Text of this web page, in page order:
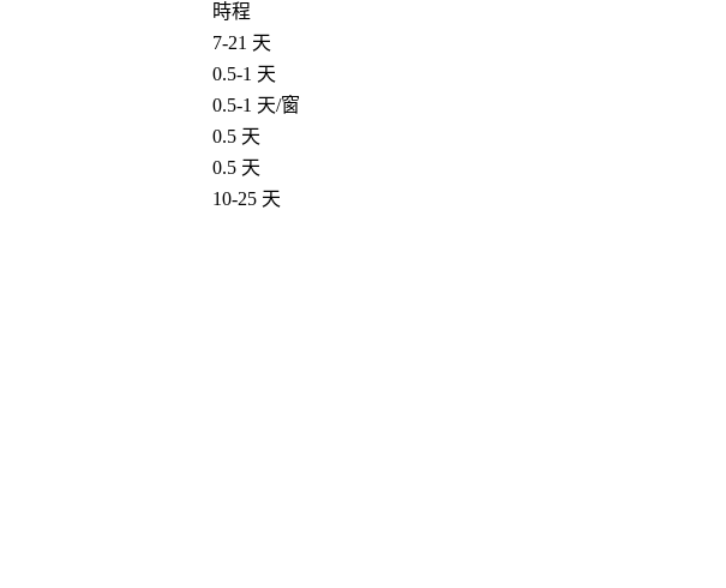
時程
7-21 天
0.5-1 天
0.5-1 天/窗
0.5 天
0.5 天
10-25 天